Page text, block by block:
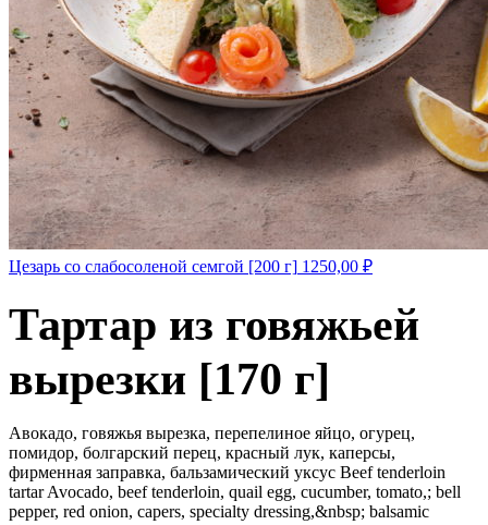
Цезарь со слабосоленой семгой [200 г] 1250,00 ₽
Тартар из говяжьей
вырезки [170 г]
Авокадо, говяжья вырезка, перепелиное яйцо, огурец,
помидор, болгарский перец, красный лук, каперсы,
фирменная заправка, бальзамический уксус Beef tenderloin
tartar Avocado, beef tenderloin, quail egg, cucumber, tomato,; bell
pepper, red onion, capers, specialty dressing,&nbsp; balsamic